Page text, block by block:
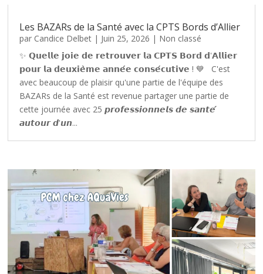
Les BAZARs de la Santé avec la CPTS Bords d’Allier
par Candice Delbet | Juin 25, 2026 | Non classé
✨ 𝗤𝘂𝗲𝗹𝗹𝗲 𝗷𝗼𝗶𝗲 𝗱𝗲 𝗿𝗲𝘁𝗿𝗼𝘂𝘃𝗲𝗿 𝗹𝗮 𝗖𝗣𝗧𝗦 𝗕𝗼𝗿𝗱 𝗱'𝗔𝗹𝗹𝗶𝗲𝗿
𝗽𝗼𝘂𝗿 𝗹𝗮 𝗱𝗲𝘂𝘅𝗶𝗲̀𝗺𝗲 𝗮𝗻𝗻𝗲́𝗲 𝗰𝗼𝗻𝘀𝗲́𝗰𝘂𝘁𝗶𝘃𝗲 ! 💙 C'est
avec beaucoup de plaisir qu'une partie de l'équipe des
BAZARs de la Santé est revenue partager une partie de
cette journée avec 25 𝙥𝙧𝙤𝙛𝙚𝙨𝙨𝙞𝙤𝙣𝙣𝙚𝙡𝙨 𝙙𝙚 𝙨𝙖𝙣𝙩𝙚́
𝙖𝙪𝙩𝙤𝙪𝙧 𝙙'𝙪𝙣...